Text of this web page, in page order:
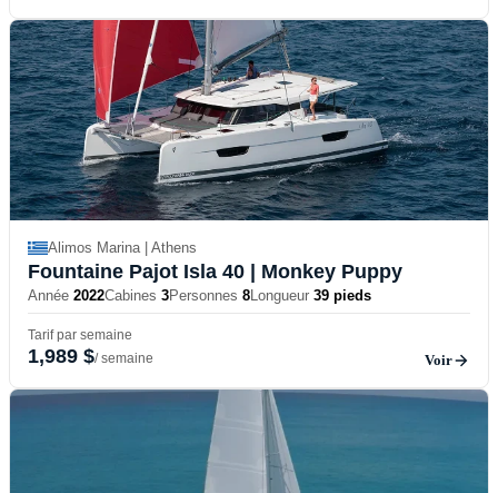
Alimos Marina | Athens
Fountaine Pajot Isla 40 | Monkey Puppy
Année 2022Cabines 3Personnes 8Longueur 39 pieds
Tarif par semaine
1,989 $/ semaine Voir